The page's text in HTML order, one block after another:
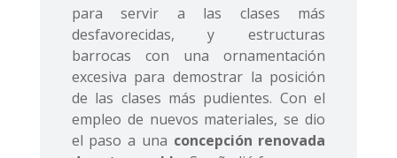
para servir a las clases más
desfavorecidas, y estructuras
barrocas con una ornamentación
excesiva para demostrar la posición
de las clases más pudientes. Con el
empleo de nuevos materiales, se dio
el paso a una concepción renovada